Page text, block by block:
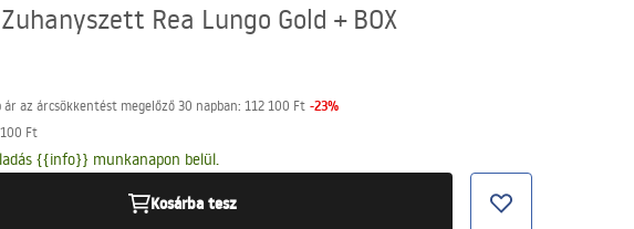
Rea Lungo Gold + BOX
ár az árcsökkentést megelőző 30 napban: 112 100 Ft -23%
Ft
{{info}} munkanapon belül.
Kosárba tesz